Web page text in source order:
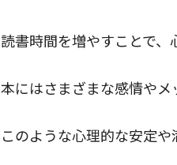
読書時間を増やすことで、
本にはさまざまな感情やメ
このような心理的な安定